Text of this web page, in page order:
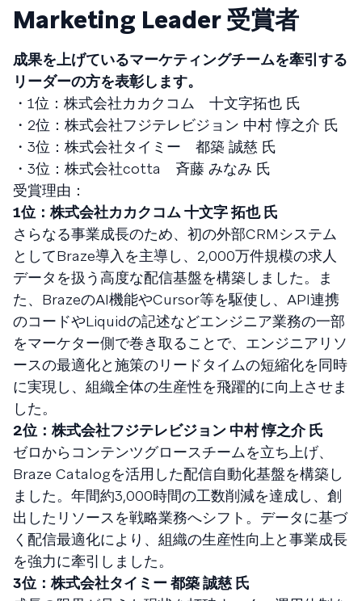
Marketing Leader 受賞者
成果を上げているマーケティングチームを牽引する
リーダーの方を表彰します。
・1位：株式会社カカクコム 十文字拓也 氏
・2位：株式会社フジテレビジョン 中村 惇之介 氏
・3位：株式会社タイミー 都築 誠慈 氏
・3位：株式会社cotta 斉藤 みなみ 氏
受賞理由：
1位：株式会社カカクコム 十文字 拓也 氏
さらなる事業成長のため、初の外部CRMシステム
としてBraze導入を主導し、2,000万件規模の求人
データを扱う高度な配信基盤を構築しました。ま
た、BrazeのAI機能やCursor等を駆使し、API連携
のコードやLiquidの記述などエンジニア業務の一部
をマーケター側で巻き取ることで、エンジニアリソ
ースの最適化と施策のリードタイムの短縮化を同時
に実現し、組織全体の生産性を飛躍的に向上させま
した。
2位：株式会社フジテレビジョン 中村 惇之介 氏
ゼロからコンテンツグロースチームを立ち上げ、
Braze Catalogを活用した配信自動化基盤を構築し
ました。年間約3,000時間の工数削減を達成し、創
出したリソースを戦略業務へシフト。データに基づ
く配信最適化により、組織の生産性向上と事業成長
を強力に牽引しました。
3位：株式会社タイミー 都築 誠慈 氏